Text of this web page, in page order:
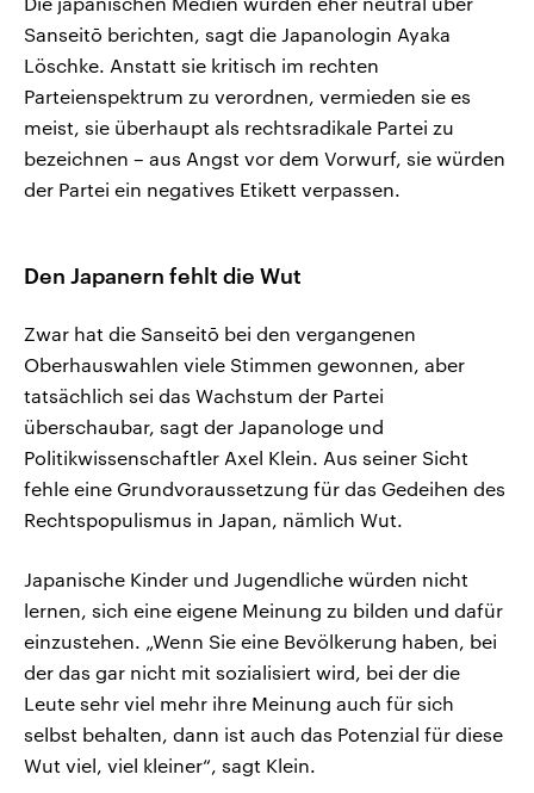
Sanseitō berichten, sagt die Japanologin Ayaka
Löschke. Anstatt sie kritisch im rechten
Parteienspektrum zu verordnen, vermieden sie es
meist, sie überhaupt als rechtsradikale Partei zu
bezeichnen – aus Angst vor dem Vorwurf, sie würden
der Partei ein negatives Etikett verpassen.
Den Japanern fehlt die Wut
Zwar hat die Sanseitō bei den vergangenen
Oberhauswahlen viele Stimmen gewonnen, aber
tatsächlich sei das Wachstum der Partei
überschaubar, sagt der Japanologe und
Politikwissenschaftler Axel Klein. Aus seiner Sicht
fehle eine Grundvoraussetzung für das Gedeihen des
Rechtspopulismus in Japan, nämlich Wut.
Japanische Kinder und Jugendliche würden nicht
lernen, sich eine eigene Meinung zu bilden und dafür
einzustehen. „Wenn Sie eine Bevölkerung haben, bei
der das gar nicht mit sozialisiert wird, bei der die
Leute sehr viel mehr ihre Meinung auch für sich
selbst behalten, dann ist auch das Potenzial für diese
Wut viel, viel kleiner“, sagt Klein.